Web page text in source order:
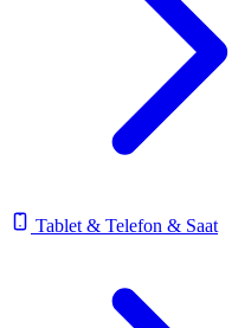
Tablet & Telefon & Saat